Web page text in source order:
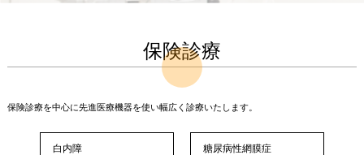
保険診療
保険診療を中心に先進医療機器を使い幅広く診療いたします。
白内障 糖尿病性網膜症